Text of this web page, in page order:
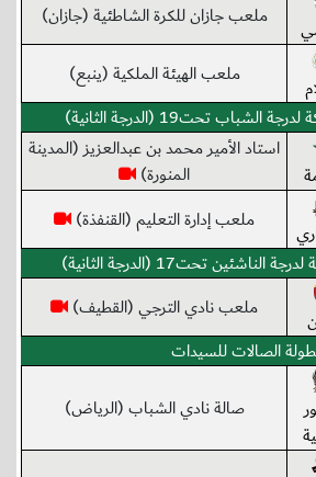
ملعب جازان للكرة الشاطئية (جازان)
ملعب الهيئة الملكية (ينبع)
تحت19 (الدرجة الثانية)
استاد الأمير محمد بن عبدالعزيز (المدينة
المنورة)
ملعب إدارة التعليم (القنفذة)
تحت17 (الدرجة الثانية)
ملعب نادي الترجي (القطيف)
الصالات للسيدات
صالة نادي الشباب (الرياض)